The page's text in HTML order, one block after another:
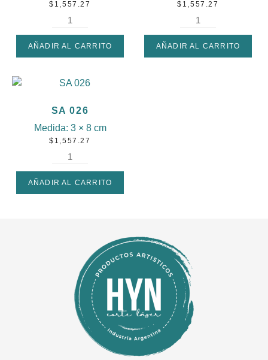
$ 1,557.27
AÑADIR AL CARRITO
$ 1,557.27
AÑADIR AL CARRITO
SA 026
Medida: 3 × 8 cm
$ 1,557.27
AÑADIR AL CARRITO